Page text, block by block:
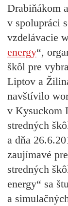
Drabiňákom
v spolupráci
vzdelávacie
energy“,
škôl pre
Liptov a
navštívilo
v Kysuckom
stredných
a dňa
zaujímavé
stredných
energy“ sa
a